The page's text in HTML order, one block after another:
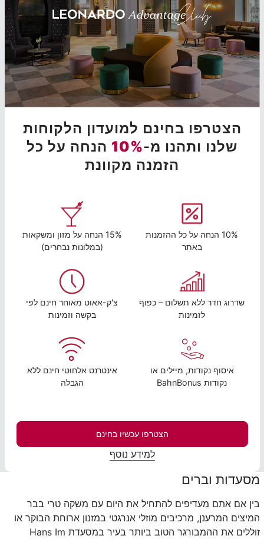
הצטרפו בחינם למועדון הלקוחות
שלנו ותהנו מ-10% הנחה על כל
הזמנה מקוונת
10% הנחה על כל ההזמנות
באתר
15% הנחה על מזון ומשקאות
(במלונות נבחרים)
שדרוג חדר ללא תשלום – כפוף
לזמינות
צ'ק-אאוט מאוחר חינם לפי
בקשה וזמינות
איסוף נקודות, מיילים או
נקודות BahnBonus
אינטרנט אלחוטי חינם ללא
הגבלה
הצטרפו עכשיו בחינם
למידע נוסף
מסעדות וברים
בין אם אתם מעדיפים להתחיל את היום עם משקה טרי בבר
המיצים המרענן, מרכיבים מוזלי אנרגטי במזנון ארוחת הבוקר או
זוללים את ההמבורגר הטוב ביותר בעיר במסעדת Hans Im